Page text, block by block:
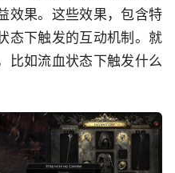
效果。这些效果，包含特
态下触发的互动机制。就
比如流血状态下触发什么